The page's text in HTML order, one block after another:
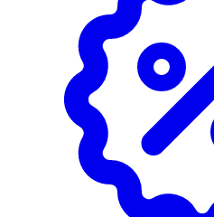
Lanolin, Cetearyl Alcohol,
Oil, Copernicia Cerifera Cera,
Phenoxyethanol, Parfum
Myristate, Carbomer,
Ethylhexylglycerin,